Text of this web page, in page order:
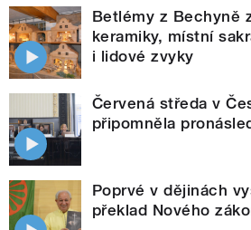
Betlémy z Bechyně
keramiky, místní
i lidové zvyky
Červená středa v
připomněla
Poprvé v dějinách
překlad Nového